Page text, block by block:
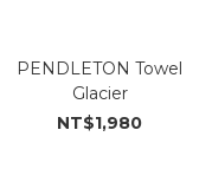
PENDLETON Towel
Glacier
NT$1,980